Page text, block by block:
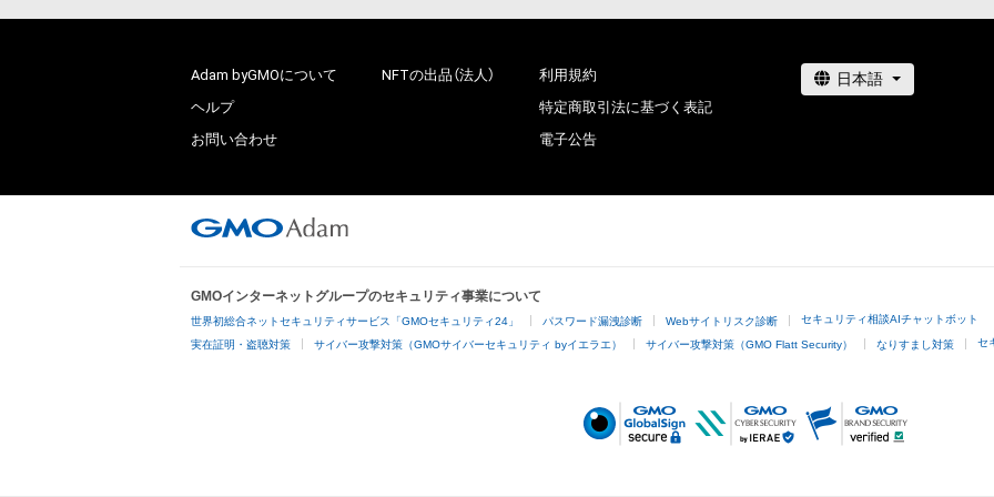
Adam byGMOについて
ヘルプ
お問い合わせ
NFTの出品（法人）
利用規約
特定商取引法に基づく表記
電子公告
GMOインターネットグループのセキュリティ事業について
世界初総合ネットセキュリティサービス「GMOセキュリティ24」 パスワード漏洩診断 Webサイトリスク診断 セキュリティ相談AIチャットボット
実在証明・盗聴対策 サイバー攻撃対策（GMOサイバーセキュリティ byイエラエ） サイバー攻撃対策（GMO Flatt Security） なりすまし対策 セ